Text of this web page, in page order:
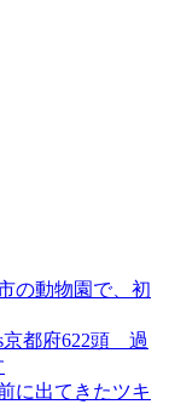
の動物園で、初
京都府622頭 過
に出てきたツキ